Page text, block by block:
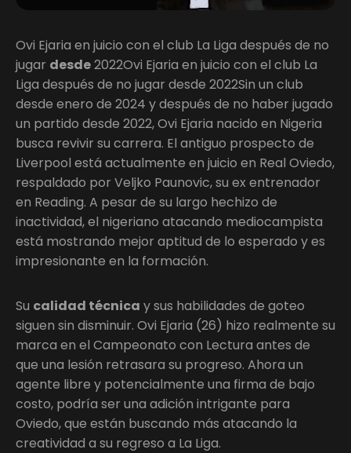
Ovi Ejaria en juicio con el club La Liga después de no
jugar desde2022Ovi Ejaria en juicio con el club La
Liga después de no jugar desde 2022Sin un club
desde enero de 2024 y después de no haber jugado
un partido desde 2022, Ovi Ejaria nacido en Nigeria
busca revivir su carrera. El antiguo prospecto de
Liverpool está actualmente en juicio en Real Oviedo,
respaldado por Veljko Paunovic, su ex entrenador
en Reading. A pesar de su largo hechizo de
inactividad, el nigeriano atacando mediocampista
está mostrando mejor aptitud de lo esperado y es
impresionante en la formación.
Su calidad técnica y sus habilidades de goteo
siguen sin disminuir. Ovi Ejaria (26) hizo realmente su
marca en el Campeonato con Lectura antes de
que una lesión retrasara su progreso. Ahora un
agente libre y potencialmente una firma de bajo
costo, podría ser una adición intrigante para
Oviedo, que están buscando más atacando la
creatividad a su regreso a La Liga.